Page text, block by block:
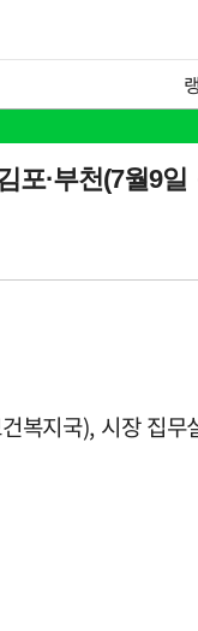
포·부천(7월9일
복지국), 시장 집무